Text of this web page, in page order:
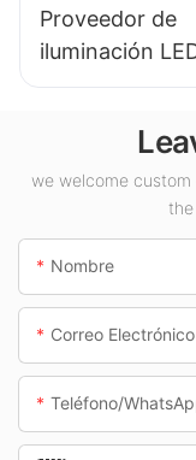
Proveedor de
iluminación
KML-CLA de
interiores
gasolineras y
subterráneos.
we welcome
the
Nombre
Correo Electrónico
Teléfono/